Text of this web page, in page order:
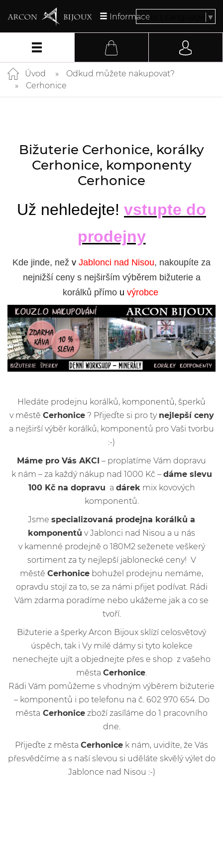
InformaceSelect Language ▼
Úvod
Odkud můžete nakupovat?
Cerhonice
Bižuterie Cerhonice, korálky
Cerhonice, komponenty
Cerhonice
Už nehledejte! vstupte do
prodejny
Kde jinde, než v Jablonci nad Nisou, nakoupíte za
nejnižší ceny s nejširším výběrem bižuterie a
korálků přímo u výrobce
Hledáte prodejnu korálků, komponentů, šperků
v městě Cerhonice? Přijeďte si pro ty nejlepší ceny
a nejširší výběr korálků, komponentů pro Vaši tvorbu
:-)
Máme pro Vás AKCI – proplatíme Vám dopravu
k nám – za každý nákup nad 1000 Kč – dáme slevu
100 Kč na dopravu a dárek mix kovových
komponentů.
Jsme specializovaná prodejna korálků a
komponentů v Jablonci nad Nisou a u nás
v kamenné prodejně o 180M2 seženete veškerý
sortiment za ty nejlepší jablonecké ceny! V
městě Cerhonice bohužel prodejnu nemáme,
opravdu stojí za to, se za námi přijet podívat. Rádi
Vám zdarma poradíme nebo ukážeme jak a co se
tvoří.
Bižuterie a šperky Arcon Bijoux sklízí celosvětový
úspěch, tak i Vy milé dámy si tyto kolekce
nenechejte ujít a objednejte přes e shop z vašeho
města Cerhonice
Rádi Vám pomůžeme s vhodným výběrem bižuterie
– komponentů i po telefonu na č. 602 970 654. Do
města Cerhonice zboží zasíláme do 1 pracovního
dne.
Přijeďte z města Cerhonice k nám, uvidíte, že Vás
přesvědčíme a s naší slevou si uděláte skvělý výlet do
Jablonce nad Nisou :-)